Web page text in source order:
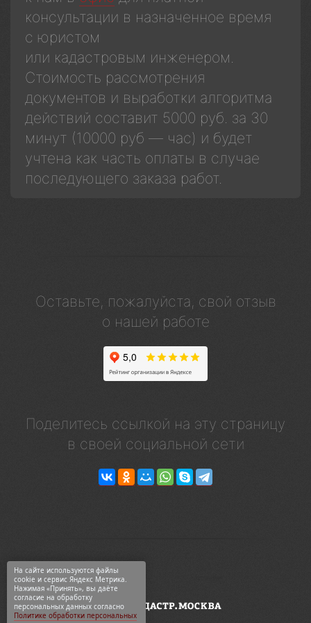
консультации в назначенное время
с юристом
или кадастровым инженером.
Стоимость рассмотрения
документов и выработки алгоритма
действий составит 5000 руб. за 30
минут (10000 руб — час) и будет
учтена как часть оплаты в случае
последующего заказа работ.
Оставьте, пожалуйста, свой отзыв
о нашей работе
Поделитесь ссылкой на эту страницу
в своей социальной сети
На сайте используются файлы
cookie и сервис Яндекс Метрика.
Нажимая «Принять», вы даёте
согласие на обработку
персональных данных согласно
Политике обработки персональных